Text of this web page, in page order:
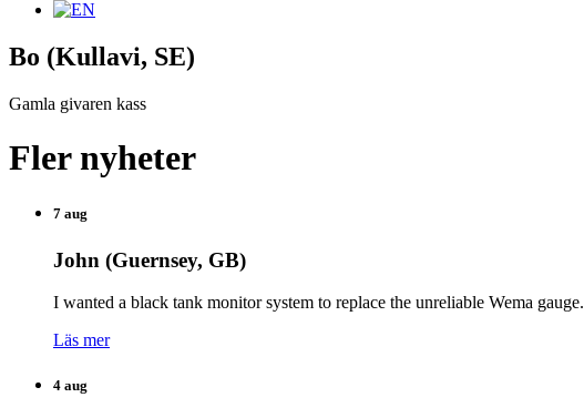
Bo (Kullavi, SE)
Gamla givaren kass
Fler nyheter
7 aug
John (Guernsey, GB)
I wanted a black tank monitor system to replace the unreliable Wema gauge.
Läs mer
4 aug